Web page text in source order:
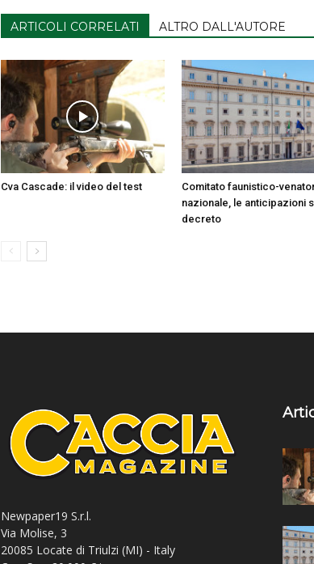
ARTICOLI CORRELATI ALTRO DALL'AUTORE
Cva Cascade: il video del test
Comitato faunistico-
nazionale, le anticipazioni
decreto
Newpaper19 S.r.l.
Via Molise, 3
20085 Locate di Triulzi (MI) - Italy